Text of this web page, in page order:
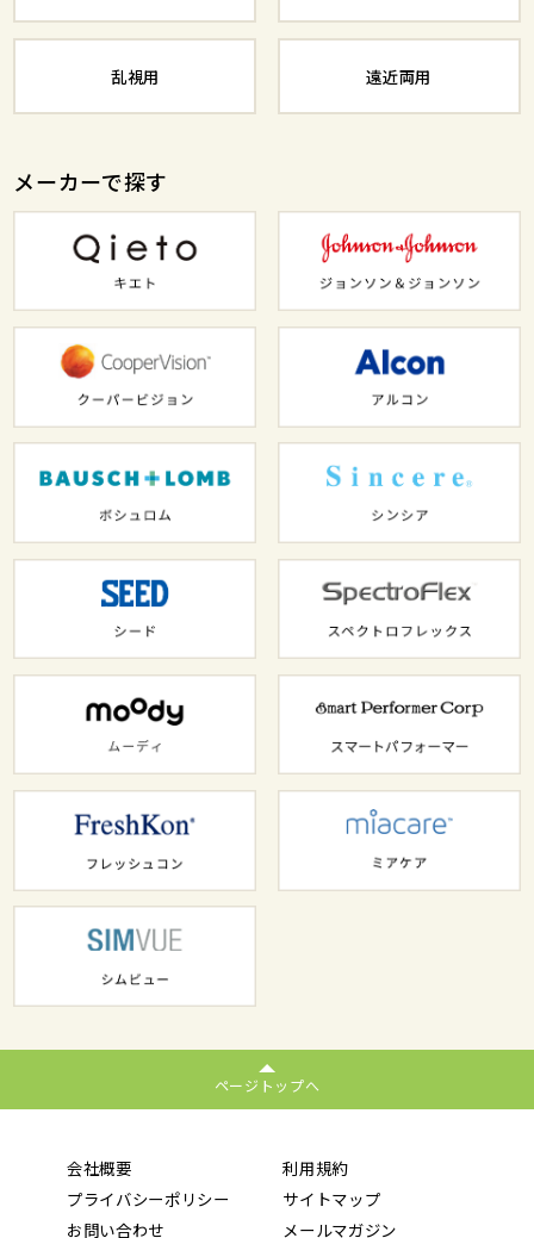
乱視用 遠近両用
メーカーで探す
ページトップへ
会社概要
利用規約
プライバシーポリシー
サイトマップ
お問い合わせ
メールマガジン